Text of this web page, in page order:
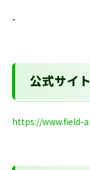
-
公式サイト
https://www.field-